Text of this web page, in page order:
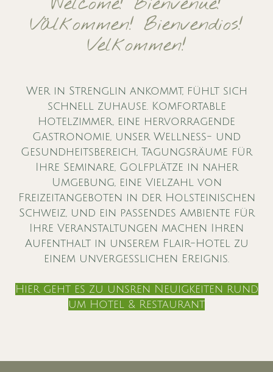
Välkommen! Bienvendios!
Velkommen!
Wer in Strenglin ankommt, fühlt sich
schnell zuhause. Komfortable
Hotelzimmer, eine hervorragende
Gastronomie, unser Wellness- und
Gesundheitsbereich, Tagungsräume für
Ihre Seminare, Golfplätze in naher
Umgebung, eine Vielzahl von
Freizeitangeboten in der Holsteinischen
Schweiz, und ein passendes Ambiente für
Ihre Veranstaltungen machen Ihren
Aufenthalt in unserem Flair-Hotel zu
einem unvergesslichen Ereignis.
Hier geht es zu unsren Neuigkeiten rund
um Hotel & Restaurant